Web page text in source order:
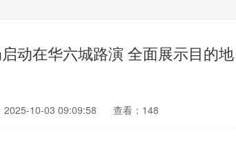
动在华六城路演 全面展示目的地
2025-10-03 09:09:58 查看：148